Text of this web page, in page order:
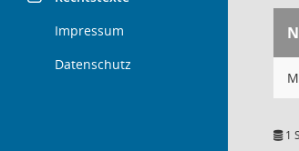
Impressum
Datenschutz
1